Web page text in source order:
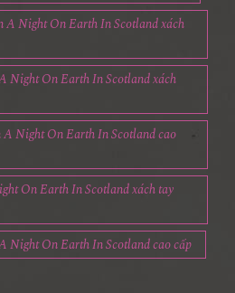
A Night On Earth In Scotland xách
Night On Earth In Scotland xách
Night On Earth In Scotland cao
On Earth In Scotland xách tay
Night On Earth In Scotland cao cấp